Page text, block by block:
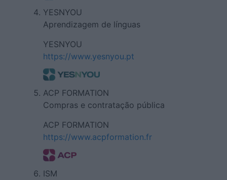
YESNYOU
Aprendizagem de línguas
YESNYOU
https://www.yesnyou.pt
ACP FORMATION
Compras e contratação pública
ACP FORMATION
https://www.acpformation.fr
ISM